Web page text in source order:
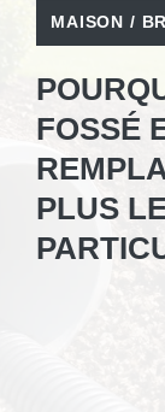
MAISON /
FOSSÉ
PLUS